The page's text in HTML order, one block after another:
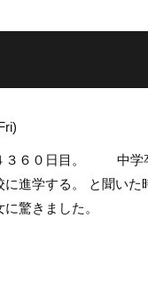
３６０日目。 中学
に進学する。 と聞いた
に驚きました。